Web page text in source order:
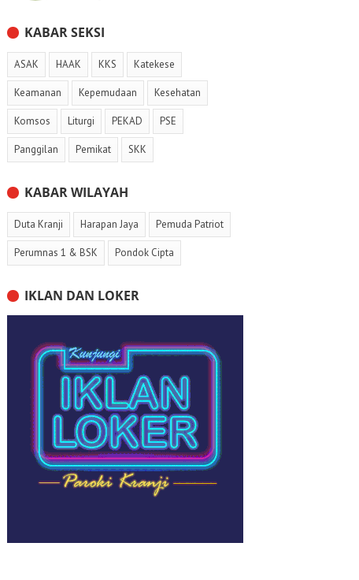
KABAR SEKSI
ASAK HAAK KKS Katekese
Keamanan Kepemudaan Kesehatan
Komsos Liturgi PEKAD PSE
Panggilan Pemikat SKK
KABAR WILAYAH
Duta Kranji Harapan Jaya Pemuda Patriot
Perumnas 1 & BSK Pondok Cipta
IKLAN DAN LOKER